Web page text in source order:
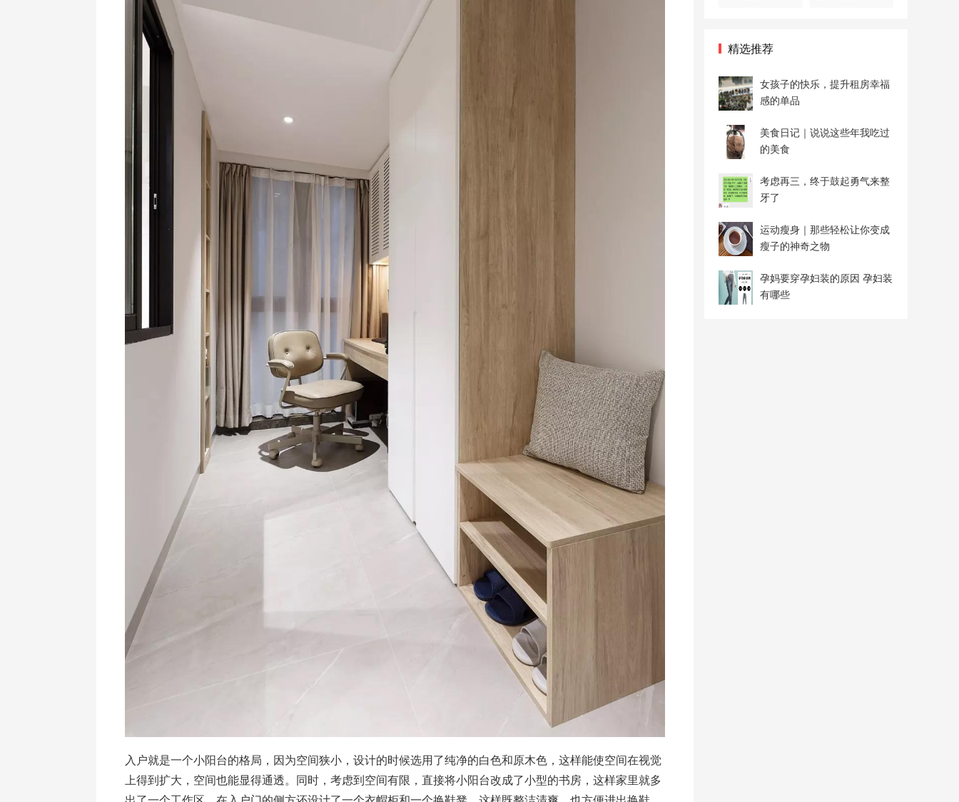
入户就是一个小阳台的格局，因为空间狭小，设计的时候选用了纯净的白色和原木色，这样能使空间在视觉
上得到扩大，空间也能显得通透。同时，考虑到空间有限，直接将小阳台改成了小型的书房，这样家里就多
精选推荐
女孩子的快乐，提升租房幸福
感的单品
美食日记｜说说这些年我吃过
的美食
考虑再三，终于鼓起勇气来整
牙了
运动瘦身｜那些轻松让你变成
瘦子的神奇之物
孕妈要穿孕妇装的原因 孕妇装
有哪些